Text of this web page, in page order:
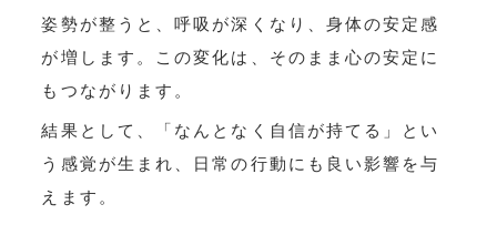
姿勢が整うと、呼吸が深くなり、身体の安定感
が増します。この変化は、そのまま心の安定に
もつながります。
結果として、「なんとなく自信が持てる」とい
う感覚が生まれ、日常の行動にも良い影響を与
えます。